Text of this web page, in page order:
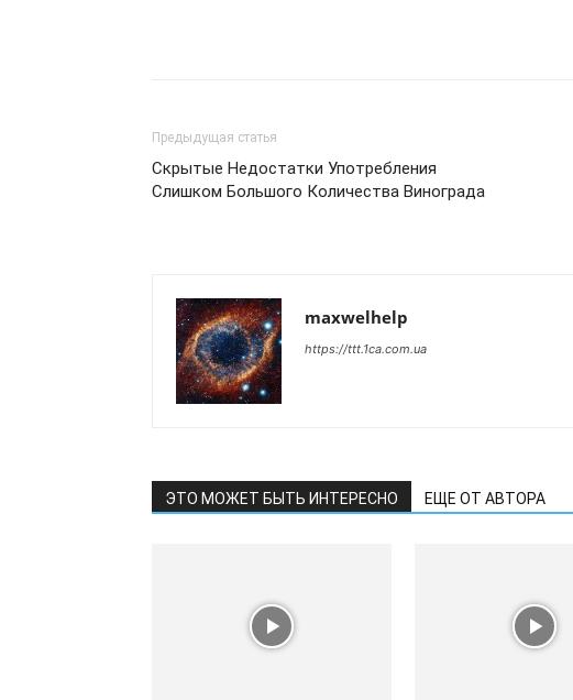
Предыдущая статья
Скрытые Недостатки Употребления
Слишком Большого Количества Винограда
maxwelhelp
https://ttt.1ca.com.ua
ЭТО МОЖЕТ БЫТЬ ИНТЕРЕСНО ЕЩЕ ОТ АВТОРА